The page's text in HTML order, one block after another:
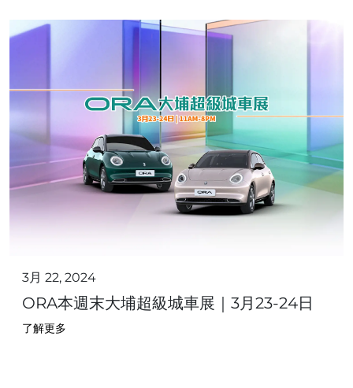
3月 22, 2024
ORA本週末大埔超級城車展｜3月23-24日
了解更多